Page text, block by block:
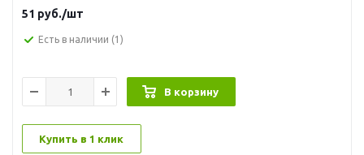
51 руб./шт
Есть в наличии (1)
В корзину
Купить в 1 клик